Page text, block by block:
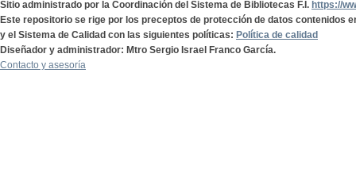
Sitio administrado por la Coordinación del Sistema de Bibliotecas F.I. https://
Este repositorio se rige por los preceptos de protección de datos contenidos
y el Sistema de Calidad con las siguientes políticas: Política de calidad
Diseñador y administrador: Mtro Sergio Israel Franco García.
Contacto y asesoría